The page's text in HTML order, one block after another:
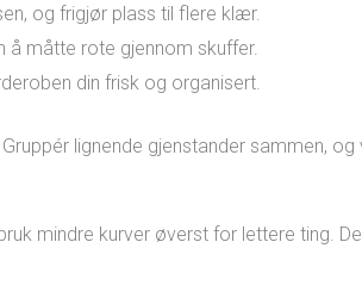
og frigjør plass til flere klær.
å måtte rote gjennom skuffer.
din frisk og organisert.
lignende gjenstander sammen, og
mindre kurver øverst for lettere ting.